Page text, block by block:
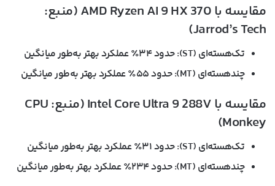
مقایسه با AMD Ryzen AI 9 HX 370 (منبع:
Jarrod’s Tech)
تک‌هسته‌ای (ST): حدود ۳۴٪ عملکرد بهتر به‌طور میانگین
چند‌هسته‌ای (MT): حدود ۵۵٪ عملکرد بهتر به‌طور میانگین
مقایسه با Intel Core Ultra 9 288V (منبع: CPU
Monkey)
تک‌هسته‌ای (ST): حدود ۳۱٪ عملکرد بهتر به‌طور میانگین
چند‌هسته‌ای (MT): حدود ۲۳۴٪ عملکرد بهتر به‌طور میانگین